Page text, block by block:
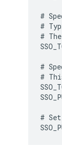
#
#
#
#
#
#